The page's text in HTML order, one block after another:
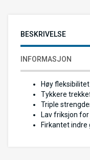
BESKRIVELSE
INFORMASJON
Høy
Tykkere
Triple
Lav friksjon
Firkantet indre